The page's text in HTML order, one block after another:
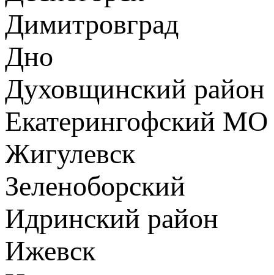
Димитровград
Дно
Духовщинский район
Екатерингофский МО
Жигулевск
Зеленоборский
Идринский район
Ижевск